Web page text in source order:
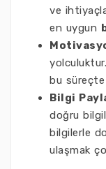
ve
en uygun
bu süreçte
Bilgi
doğru
bilgilerle
ulaşmak